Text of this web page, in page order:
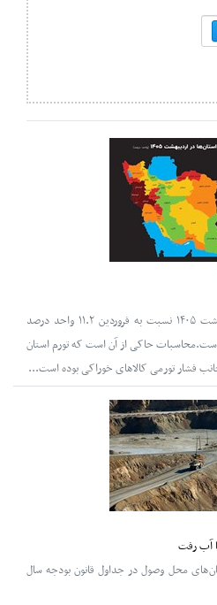
تورم نقطه‌ای استان کرمان در اردیبهشت ۱۴۰۵ نسبت به فروردین ۱۱.۲ واحد درصد
درصد رسیده است.محاسبات حاکی از آن است که تورم استان
فشار تورمی کالاهای خوراکی بوده است...
آب رفت
محل وصول در جداول قانون بودجه سال